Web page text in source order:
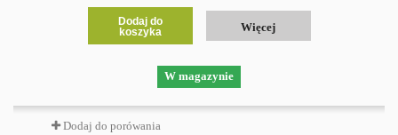
Dodaj do
koszyka
Więcej
W magazynie
Dodaj do porówania